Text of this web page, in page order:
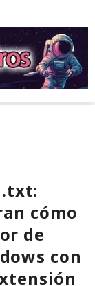
.txt:
cómo
de
con